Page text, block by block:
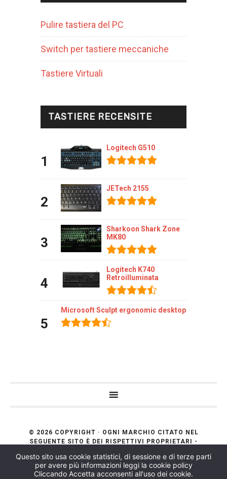
Pulire tastiera del PC
Switch per tastiere meccaniche
Tastiere Virtuali
TASTIERE RECENSITE
1
Logitech G510
2
JETech 2155
3
Sharkoon Shark Zone
MK80
4
Logitech K740
Retroilluminata
5
Microsoft Sculpt ergonomic desktop
© 2026 COPYRIGHT · OGNI MARCHIO CITATO NEL
SEGUENTE SITO È DEI RISPETTIVI PROPRIETARI -
PROGRAMMA AFFILIAZIONE AMAZON EU, UN
PROGRAMMA DI AFFILIAZIONE CHE CONSENTE AI
Questo sito usa cookie statistici, di sessione e di terze parti
per avere più informazioni leggi la cookie policy
Cliccando Accetta acconsenti all'uso dei cookie.